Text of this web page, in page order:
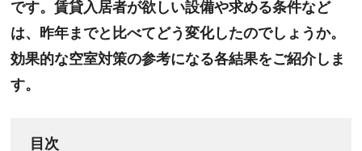
です。賃貸入居者が欲しい設備や求める条件など
は、昨年までと比べてどう変化したのでしょうか。
効果的な空室対策の参考になる各結果をご紹介しま
す。
目次